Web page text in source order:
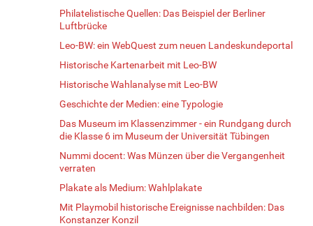
Philatelistische Quellen: Das Beispiel der Berliner
Luftbrücke
Leo-BW: ein WebQuest zum neuen Landeskundeportal
Historische Kartenarbeit mit Leo-BW
Historische Wahlanalyse mit Leo-BW
Geschichte der Medien: eine Typologie
Das Museum im Klassenzimmer - ein Rundgang durch
die Klasse 6 im Museum der Universität Tübingen
Nummi docent: Was Münzen über die Vergangenheit
verraten
Plakate als Medium: Wahlplakate
Mit Playmobil historische Ereignisse nachbilden: Das
Konstanzer Konzil